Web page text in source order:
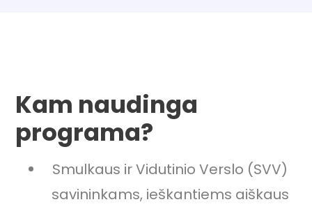
Kam naudinga
programa?
Smulkaus ir Vidutinio Verslo (SVV)
savininkams, ieškantiems aiškaus